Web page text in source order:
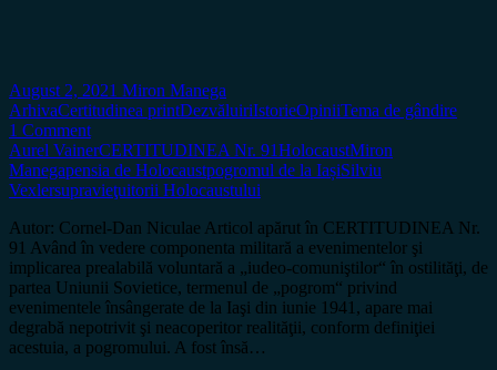
August 2, 2021 Miron Manega
ArhivaCertitudinea printDezvăluiriIstorieOpiniiTema de gândire
1 Comment
Aurel VainerCERTITUDINEA Nr. 91HolocaustMiron
Manegapensia de Holocaustpogromul de la IașiSilviu
Vexlersupravieţuitorii Holocaustului
Autor: Cornel-Dan Niculae Articol apărut în CERTITUDINEA Nr.
91 Având în vedere componenta militară a evenimentelor şi
implicarea prealabilă voluntară a „iudeo-comuniştilor“ în ostilităţi, de
partea Uniunii Sovietice, termenul de „pogrom“ privind
evenimentele însângerate de la Iaşi din iunie 1941, apare mai
degrabă nepotrivit şi neacoperitor realităţii, conform definiţiei
acestuia, a pogromului. A fost însă…